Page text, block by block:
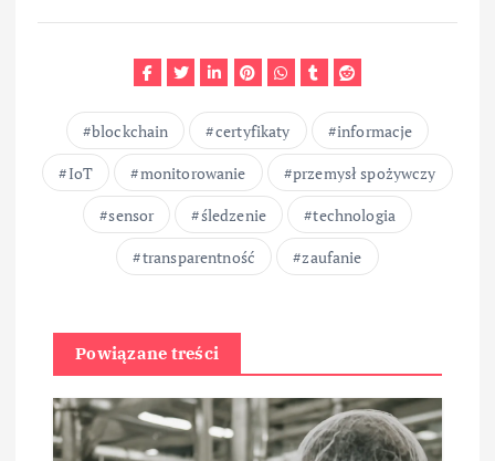
blockchain certyfikaty
informacje
IoT
monitorowanie
przemysł spożywczy
sensor
śledzenie
technologia
transparentność
zaufanie
Powiązane treści